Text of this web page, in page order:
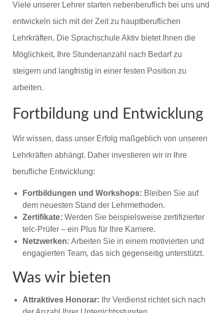
Viele unserer Lehrer starten nebenberuflich bei uns und
entwickeln sich mit der Zeit zu hauptberuflichen
Lehrkräften. Die Sprachschule Aktiv bietet Ihnen die
Möglichkeit, Ihre Stundenanzahl nach Bedarf zu
steigern und langfristig in einer festen Position zu
arbeiten.
Fortbildung und Entwicklung
Wir wissen, dass unser Erfolg maßgeblich von unseren
Lehrkräften abhängt. Daher investieren wir in Ihre
berufliche Entwicklung:
Fortbildungen und Workshops: Bleiben Sie auf
dem neuesten Stand der Lehrmethoden.
Zertifikate: Werden Sie beispielsweise zertifizierter
telc-Prüfer – ein Plus für Ihre Karriere.
Netzwerken: Arbeiten Sie in einem motivierten und
engagierten Team, das sich gegenseitig unterstützt.
Was wir bieten
Attraktives Honorar: Ihr Verdienst richtet sich nach